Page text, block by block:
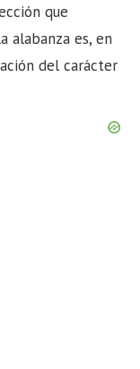
que
alabanza es, en
del carácter